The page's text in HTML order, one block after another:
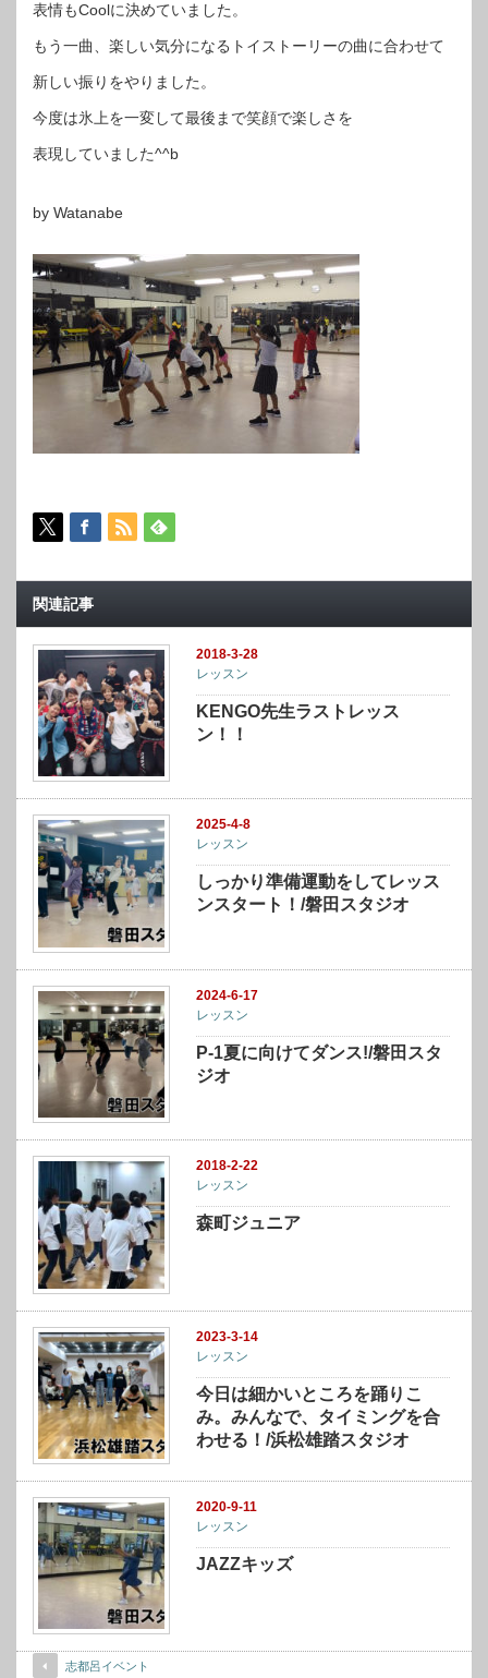
表情もCoolに決めていました。
もう一曲、楽しい気分になるトイストーリーの曲に合わせて
新しい振りをやりました。
今度は氷上を一変して最後まで笑顔で楽しさを
表現していました^^b
by Watanabe
関連記事
2018-3-28
レッスン
KENGO先生ラストレッス
ン！！
2025-4-8
レッスン
しっかり準備運動をしてレッス
ンスタート！/磐田スタジオ
2024-6-17
レッスン
P-1夏に向けてダンス!/磐田スタ
ジオ
2018-2-22
レッスン
森町ジュニア
2023-3-14
レッスン
今日は細かいところを踊りこ
み。みんなで、タイミングを合
わせる！/浜松雄踏スタジオ
2020-9-11
レッスン
JAZZキッズ
志都呂イベント